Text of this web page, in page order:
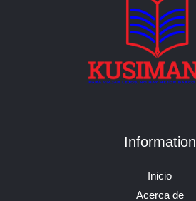
Information
Inicio
Acerca de